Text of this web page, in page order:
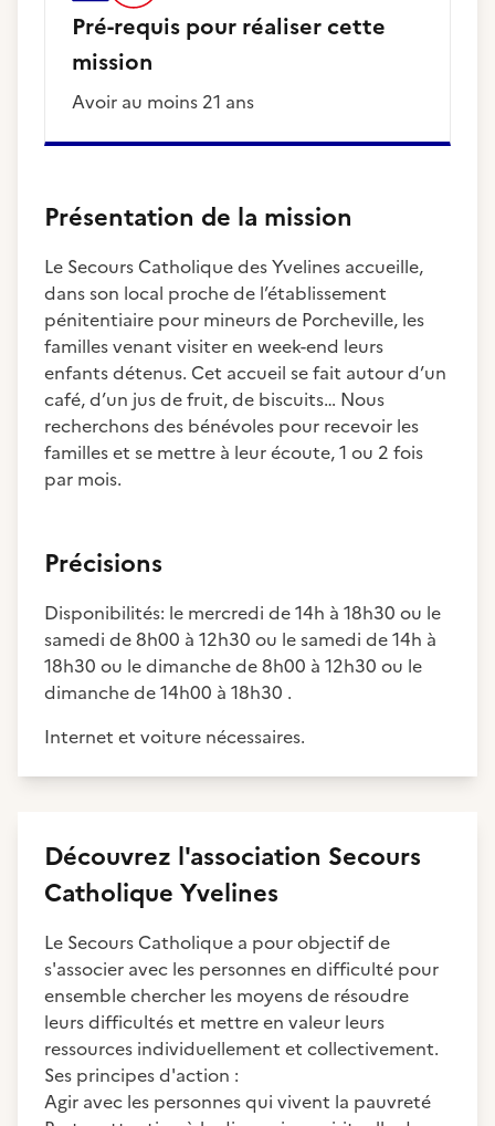
Pré-requis pour réaliser cette
mission
Avoir au moins 21 ans
Présentation de la mission
Le Secours Catholique des Yvelines accueille,
dans son local proche de l’établissement
pénitentiaire pour mineurs de Porcheville, les
familles venant visiter en week-end leurs
enfants détenus. Cet accueil se fait autour d’un
café, d’un jus de fruit, de biscuits… Nous
recherchons des bénévoles pour recevoir les
familles et se mettre à leur écoute, 1 ou 2 fois
par mois.
Précisions
Disponibilités: le mercredi de 14h à 18h30 ou le
samedi de 8h00 à 12h30 ou le samedi de 14h à
18h30 ou le dimanche de 8h00 à 12h30 ou le
dimanche de 14h00 à 18h30 .
Internet et voiture nécessaires.
Découvrez l'association Secours
Catholique Yvelines
Le Secours Catholique a pour objectif de
s'associer avec les personnes en difficulté pour
ensemble chercher les moyens de résoudre
leurs difficultés et mettre en valeur leurs
ressources individuellement et collectivement.
Ses principes d'action :
Agir avec les personnes qui vivent la pauvreté